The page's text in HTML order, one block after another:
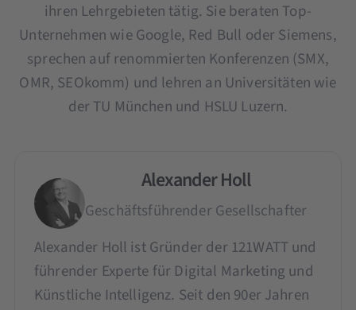
ihren Lehrgebieten tätig. Sie beraten Top-
Unternehmen wie Google, Red Bull oder Siemens,
sprechen auf renommierten Konferenzen (SMX,
OMR, SEOkomm) und lehren an Universitäten wie
der TU München und HSLU Luzern.
Alexander Holl
Geschäftsführender Gesellschafter
Alexander Holl ist Gründer der 121WATT und
führender Experte für Digital Marketing und
Künstliche Intelligenz. Seit den 90er Jahren